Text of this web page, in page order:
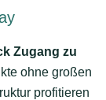
Zugang zu
ohne großen
profitieren